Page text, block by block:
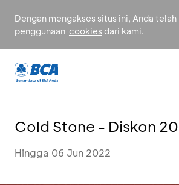
Dengan mengakses situs ini, Anda
penggunaan cookies dari kami.
Cold Stone - Diskon
Hingga 06 Jun 2022